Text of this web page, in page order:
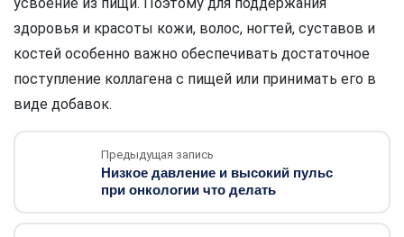
усвоение из пищи. Поэтому для поддержания
здоровья и красоты кожи, волос, ногтей, суставов и
костей особенно важно обеспечивать достаточное
поступление коллагена с пищей или принимать его в
виде добавок.
Предыдущая запись
Низкое давление и высокий пульс
при онкологии что делать